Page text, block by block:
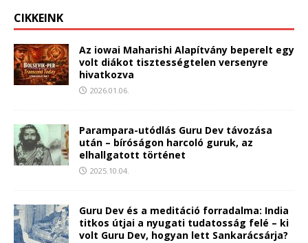
CIKKEINK
Az iowai Maharishi Alapítvány beperelt egy
volt diákot tisztességtelen versenyre
hivatkozva
2026.01.06.
Parampara-utódlás Guru Dev távozása
után – bíróságon harcoló guruk, az
elhallgatott történet
2025.10.04.
Guru Dev és a meditáció forradalma: India
titkos útjai a nyugati tudatosság felé – ki
volt Guru Dev, hogyan lett Sankarácsárja?